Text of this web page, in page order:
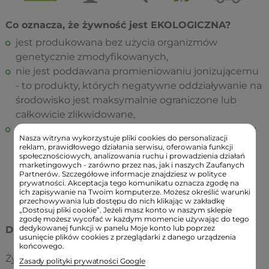
Co oznacza, że żywność jest EKOLOGICZNA?
jest produkowana bez użycia organizmów
genetycznie zmodyfikowanych,
nie jest poddawana promieniowaniu jonizującemu
- to produkty, których negatywne oddziaływanie na
środowisko jest maksymalnie ograniczone lub
całkowicie zlikwidowane,
do hodowli nie stosuje się syntetycznych środków
ochrony roślin (pestycydów, fungicydów,
herbicydów), a w celu zwalczania chorób,
szkodników i chwastów wykorzystuje się przede
wszystkim prawidłowy płodozmian oraz metody
biologiczne i agrotechniczne.
DLA KOGO JEST ŻYWNOŚĆ EKOLOGICZNA?
Żywność ekologiczna jest obecnie jedynym
Nasza witryna wykorzystuje pliki cookies do personalizacji
reklam, prawidłowego działania serwisu, oferowania funkcji
społecznościowych, analizowania ruchu i prowadzienia działań
marketingowych - zarówno przez nas, jak i naszych Zaufanych
Partnerów. Szczegółowe informacje znajdziesz w polityce
prywatności. Akceptacja tego komunikatu oznacza zgodę na
ich zapisywanie na Twoim komputerze. Możesz określić warunki
przechowywania lub dostępu do nich klikając w zakładkę
„Dostosuj pliki cookie”. Jeżeli masz konto w naszym sklepie
zgodę możesz wycofać w każdym momencie używając do tego
dedykowanej funkcji w panelu Moje konto lub poprzez
usunięcie plików cookies z przeglądarki z danego urządzenia
końcowego.
Zasady polityki prywatności Google